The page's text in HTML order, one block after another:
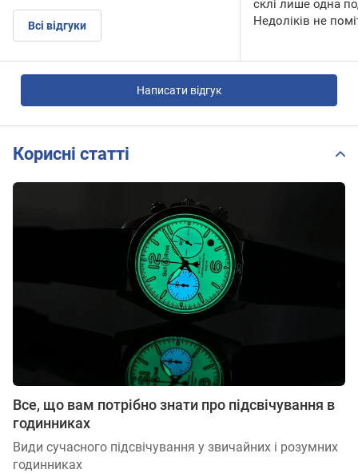
Всі відгуки
склі лише одна
Недоліків не
Написати відгук
Корисні статті
Все, що вам потрібно знати про підсвічування в
годинниках
Види сучасного підсвічування у звичайних і розумних
годинниках